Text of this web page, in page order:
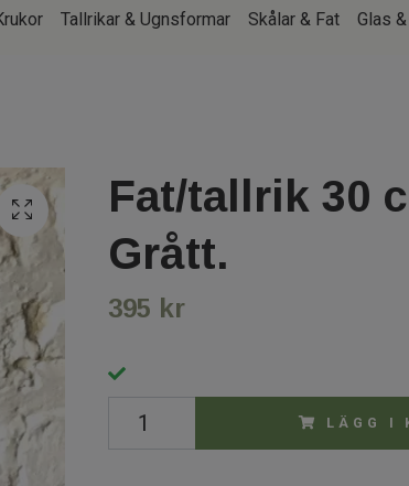
Tallrikar & Ugnsformar Skålar & Fat Glas
Fat/tallrik 30
Grått.
395 kr
LÄGG I